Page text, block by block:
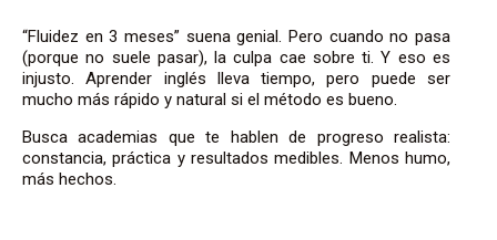
“Fluidez en 3 meses” suena genial. Pero cuando no pasa
(porque no suele pasar), la culpa cae sobre ti. Y eso es
injusto. Aprender inglés lleva tiempo, pero puede ser
mucho más rápido y natural si el método es bueno.
Busca academias que te hablen de progreso realista:
constancia, práctica y resultados medibles. Menos humo,
más hechos.